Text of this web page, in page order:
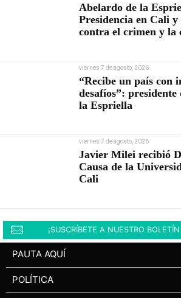
Abelardo de la
Presidencia en Cali
contra el crimen y la
viernes 7 de agosto, 2026
“Recibe un país con
desafíos”: presidente
la Espriella
viernes 7 de agosto, 2026
Javier Milei recibió
Causa de la
Cali
¡SUSCRÍBETE A NUESTRO
PAUTA AQUÍ
POLÍTICA